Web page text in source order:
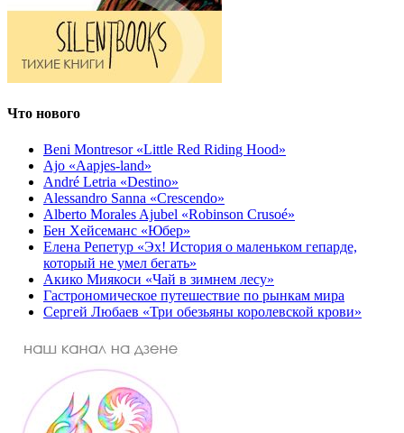
Что нового
Beni Montresor «Little Red Riding Hood»
Ajo «Aapjes-land»
André Letria «Destino»
Alessandro Sanna «Crescendo»
Alberto Morales Ajubel «Robinson Crusoé»
Бен Хейсеманс «Юбер»
Елена Репетур «Эх! История о маленьком гепарде,
который не умел бегать»
Акико Миякоси «Чай в зимнем лесу»
Гастрономическое путешествие по рынкам мира
Сергей Любаев «Три обезьяны королевской крови»